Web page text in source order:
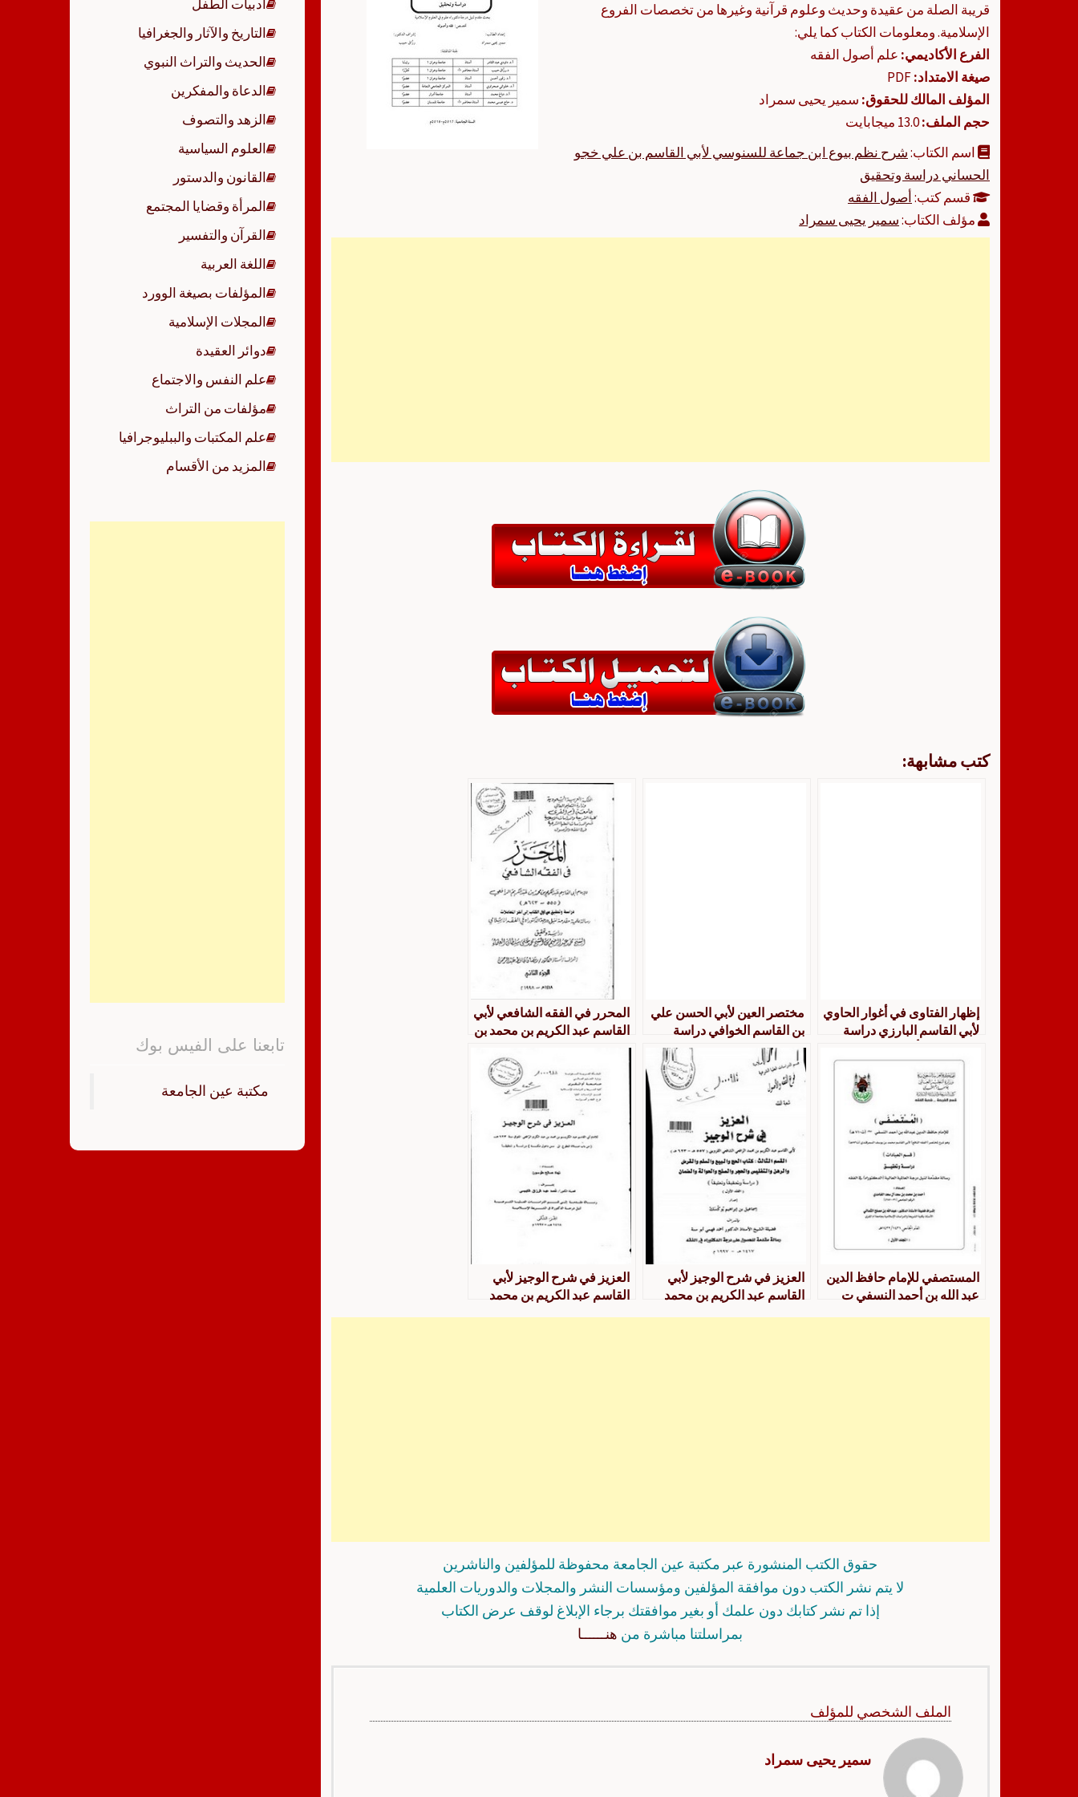
قريبة الصلة من عقيدة وحديث وعلوم قرآنية وغيرها من تخصصات الفروع
الإسلامية. ومعلومات الكتاب كما يلي:
الفرع الأكاديمي: علم أصول الفقه
صيغة الامتداد:
المؤلف المالك للحقوق: سمير يحيى سمراد
حجم الملف:13.0 ميجابايت
اسم الكتاب:شرح نظم بيوع ابن جماعة للسنوسي لأبي القاسم بن علي خجو
الحساني دراسة وتحقيق
قسم كتب:أصول الفقه
مؤلف الكتاب:سمير يحيى سمراد
كتب مشابهة:
إظهار الفتاوى في أغوار الحاوي
لأبي القاسم البارزي دراسة
نهاية باب الفرائض
مختصر العين لأبي الحسن علي
بن القاسم الخوافي دراسة
وتحقيق
المحرر في الفقه الشافعي لأبي
القاسم عبد الكريم بن محمد بن
عبد الكريم الرافعي دراسة
وتحقيق من أول الكتاب إلى آخر
المعاملات
المستصفي للإمام حافظ الدين
عبد الله بن أحمد النسفي ت
العزيز في شرح الوجيز لأبي
القاسم عبد الكريم بن محمد
العزيز في شرح الوجيز لأبي
القاسم عبد الكريم بن محمد
حقوق الكتب المنشورة عبر مكتبة عين الجامعة محفوظة للمؤلفين والناشرين
لا يتم نشر الكتب دون موافقة المؤلفين ومؤسسات النشر والمجلات والدوريات العلمية
إذا تم نشر كتابك دون علمك أو بغير موافقتك برجاء الإبلاغ لوقف عرض الكتاب
بمراسلتنا مباشرة من هنــــــا
الملف الشخصي للمؤلف
سمير يحيى سمراد
أدبيات الطفل
التاريخ والآثار والجغرافيا
الحديث والتراث النبوي
الدعاة والمفكرين
الزهد والتصوف
العلوم السياسية
القانون والدستور
المرأة وقضايا المجتمع
القرآن والتفسير
اللغة العربية
المؤلفات بصيغة الوورد
المجلات الإسلامية
دوائر العقيدة
علم النفس والاجتماع
مؤلفات من التراث
علم المكتبات والببليوجرافيا
المزيد من الأقسام
تابعنا على الفيس بوك
‏مكتبة عين الجامعة‏